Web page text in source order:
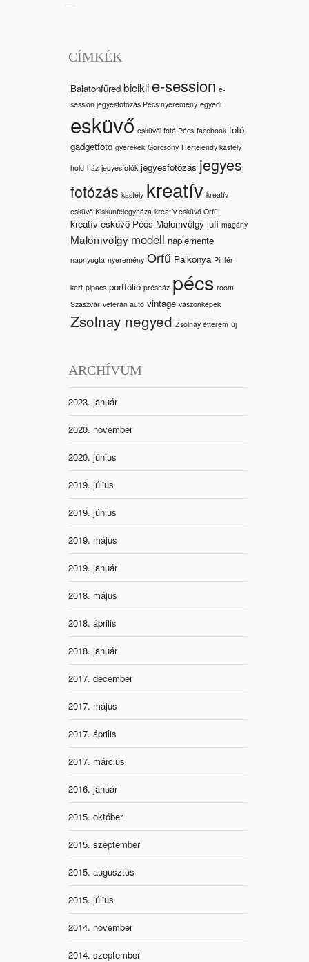
CÍMKÉK
Balatonfüred bicikli e-session e-
session jegyesfotózás Pécs nyeremény egyedi
esküvő esküvői fotó Pécs facebook fotó
gadgetfoto gyerekek Görcsöny Hertelendy kastély
hold ház jegyesfotók jegyesfotózás jegyes
fotózás kastély kreatív kreatív
esküvő Kiskunfélegyháza kreatív esküvő Orfű
kreatív esküvő Pécs Malomvölgy lufi magány
Malomvölgy modell naplemente
napnyugta nyeremény Orfű Palkonya Pintér-
kert pipacs portfólió présház pécs room
Szászvár veterán autó vintage vászonképek
Zsolnay negyed Zsolnay étterem új
ARCHÍVUM
2023. január
2020. november
2020. június
2019. július
2019. június
2019. május
2019. január
2018. május
2018. április
2018. január
2017. december
2017. május
2017. április
2017. március
2016. január
2015. október
2015. szeptember
2015. augusztus
2015. július
2014. november
2014. szeptember